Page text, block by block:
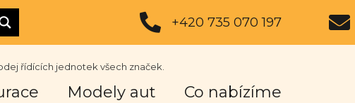
+420 735 070 197
řídících jednotek všech značek.
Modely aut
Co nabízíme